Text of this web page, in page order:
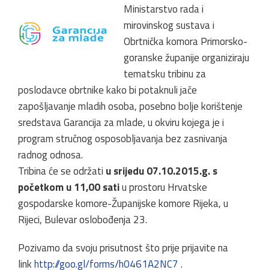
Ministarstvo rada i
mirovinskog sustava i
Obrtnička komora Primorsko-
goranske županije organiziraju
tematsku tribinu za
poslodavce obrtnike kako bi potaknuli jače
zapošljavanje mladih osoba, posebno bolje korištenje
sredstava Garancija za mlade, u okviru kojega je i
program stručnog osposobljavanja bez zasnivanja
radnog odnosa.
Tribina će se održati u srijedu 07.10.2015.g. s
početkom u 11,00 satiu prostoru Hrvatske
gospodarske komore-Županijske komore Rijeka, u
Rijeci, Bulevar oslobođenja 23.
Pozivamo da svoju prisutnost što prije prijavite na
linkhttp://goo.gl/forms/h0461A2NC7 .